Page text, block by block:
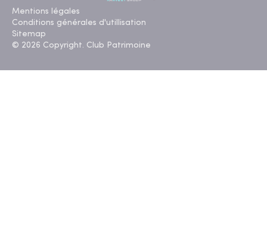
Mentions légales
Conditions générales d'utillisation
Sitemap
© 2026 Copyright. Club Patrimoine